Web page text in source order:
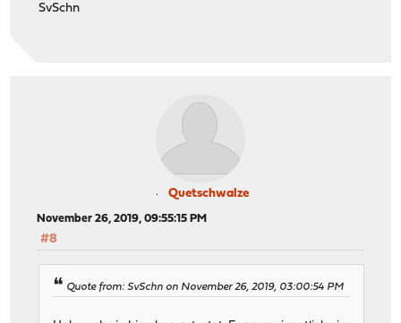
SvSchn
Quetschwalze
November 26, 2019, 09:55:15 PM
#8
Quote from: SvSchn on November 26, 2019, 03:00:54 PM